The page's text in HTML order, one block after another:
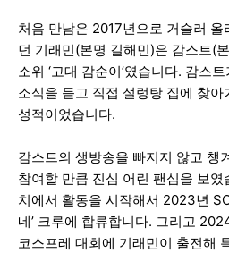
처음 만남은 2017년으로 거슬러
던 기래민(본명 길해민)은 감스트(
소위 ‘고대 감순이’였습니다. 감스
소식을 듣고 직접 설렁탕 집에 찾
성적이었습니다.
감스트의 생방송을 빠지지 않고 챙
참여할 만큼 진심 어린 팬심을 보
치에서 활동을 시작해서 2023년
네’ 크루에 합류합니다. 그리고
코스프레 대회에 기래민이 출전해